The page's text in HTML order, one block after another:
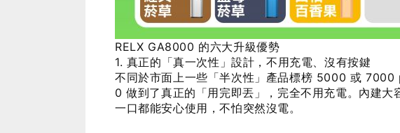
RELX GA8000 的六大升級優勢
1. 真正的「真一次性」設計，不用充電、沒有按鍵
不同於市面上一些「半次性」產品標榜 5000 或
0 做到了真正的「用完即丟」，完全不用充電。內建
一口都能安心使用，不怕突然沒電。